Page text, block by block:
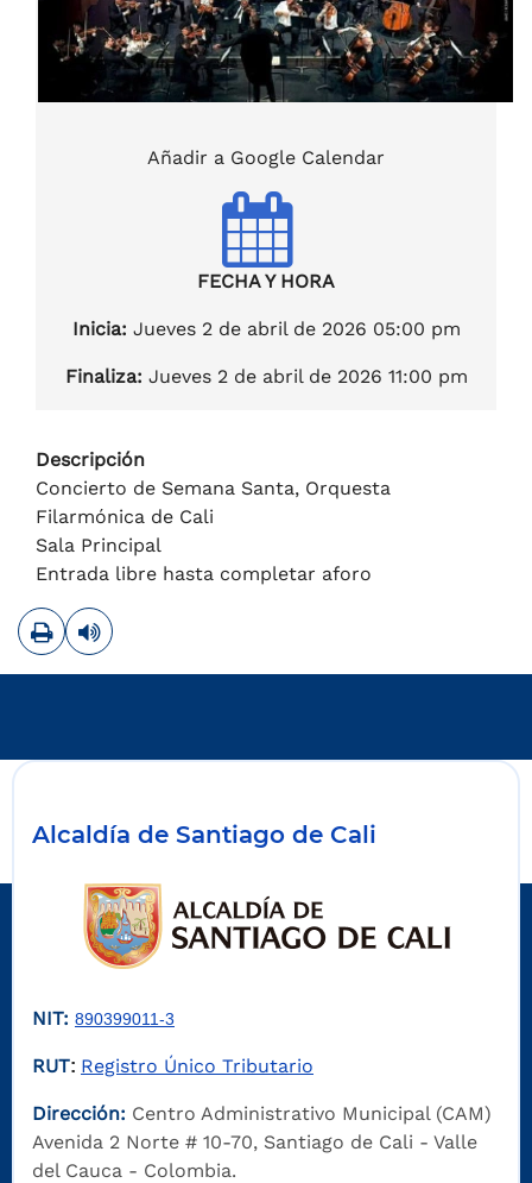
Añadir a Google Calendar
FECHA Y HORA
Inicia: Jueves 2 de abril de 2026 05:00 pm
Finaliza: Jueves 2 de abril de 2026 11:00 pm
Descripción
Concierto de Semana Santa, Orquesta
Filarmónica de Cali
Sala Principal
Entrada libre hasta completar aforo
ImprimirLeer contenido
Alcaldía de Santiago de Cali
NIT: 890399011-3
RUT: Registro Único Tributario
Dirección: Centro Administrativo Municipal (CAM)
Avenida 2 Norte # 10-70, Santiago de Cali - Valle
del Cauca - Colombia.